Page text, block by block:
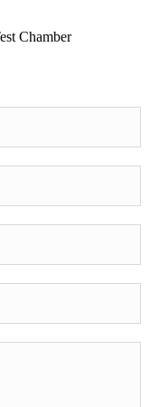
Chamber